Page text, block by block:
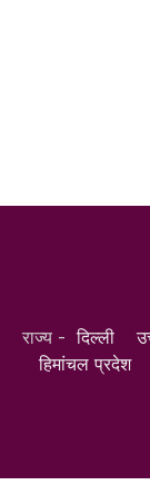
राज्य -दिल्ली
हिमांचल प्रदेश